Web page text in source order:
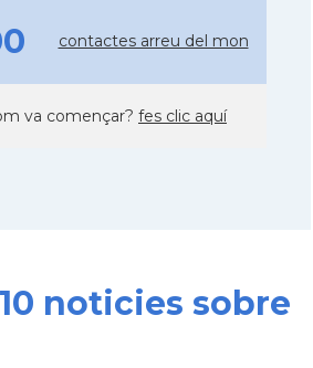
contactes arreu del mon
va començar? fes clic aquí
noticies sobre